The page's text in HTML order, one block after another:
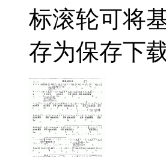
标滚轮可将
存为保存下